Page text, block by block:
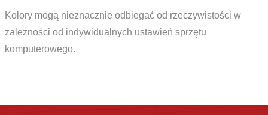
Kolory mogą nieznacznie odbiegać od rzeczywistości w
zależności od indywidualnych ustawień sprzętu
komputerowego.